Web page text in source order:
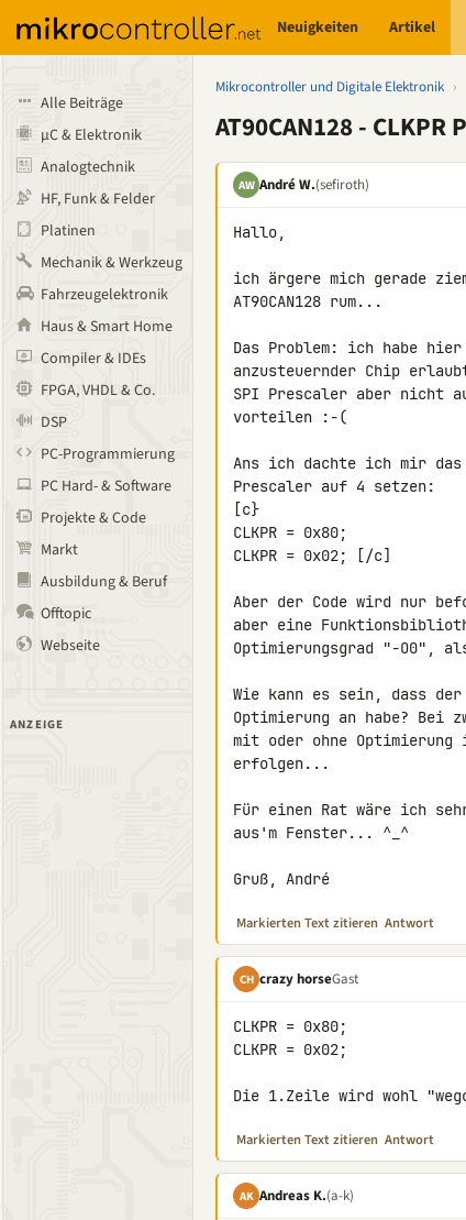
Neuigkeiten Artikel
Alle Beiträge
µC & Elektronik
Analogtechnik
HF, Funk & Felder
Platinen
Mechanik & Werkzeug
Fahrzeugelektronik
Haus & Smart Home
Compiler & IDEs
FPGA, VHDL & Co.
DSP
PC-Programmierung
PC Hard- & Software
Projekte & Code
Markt
Ausbildung & Beruf
Offtopic
Webseite
ANZEIGE
Mikrocontroller und Digitale Elektronik ›
AT90CAN128 -
AW André W.(sefiroth)
Hallo,
ich ärgere mich gerade
AT90CAN128 rum...
Das Problem: ich habe
anzusteuernder Chip
SPI Prescaler aber nicht
vorteilen :-(
Ans ich dachte ich mir
Prescaler auf 4 setzen:
[c}
CLKPR = 0x80;
CLKPR = 0x02; [/c]
Aber der Code wird nur
aber eine
Optimierungsgrad "-O0",
Wie kann es sein, dass
Optimierung an habe? Bei
mit oder ohne
erfolgen...
Für einen Rat wäre ich
aus'm Fenster... ^_^
Gruß, André
Markierten Text zitieren Antwort
CH crazy horseGast
CLKPR = 0x80;
CLKPR = 0x02;
Die 1.Zeile wird wohl
Markierten Text zitieren Antwort
AK Andreas K.(a-k)